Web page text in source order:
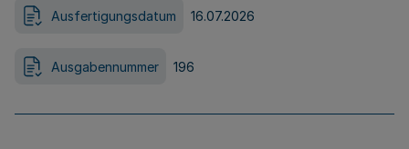
Ausfertigungsdatum 16.07.2026
Ausgabennummer 196